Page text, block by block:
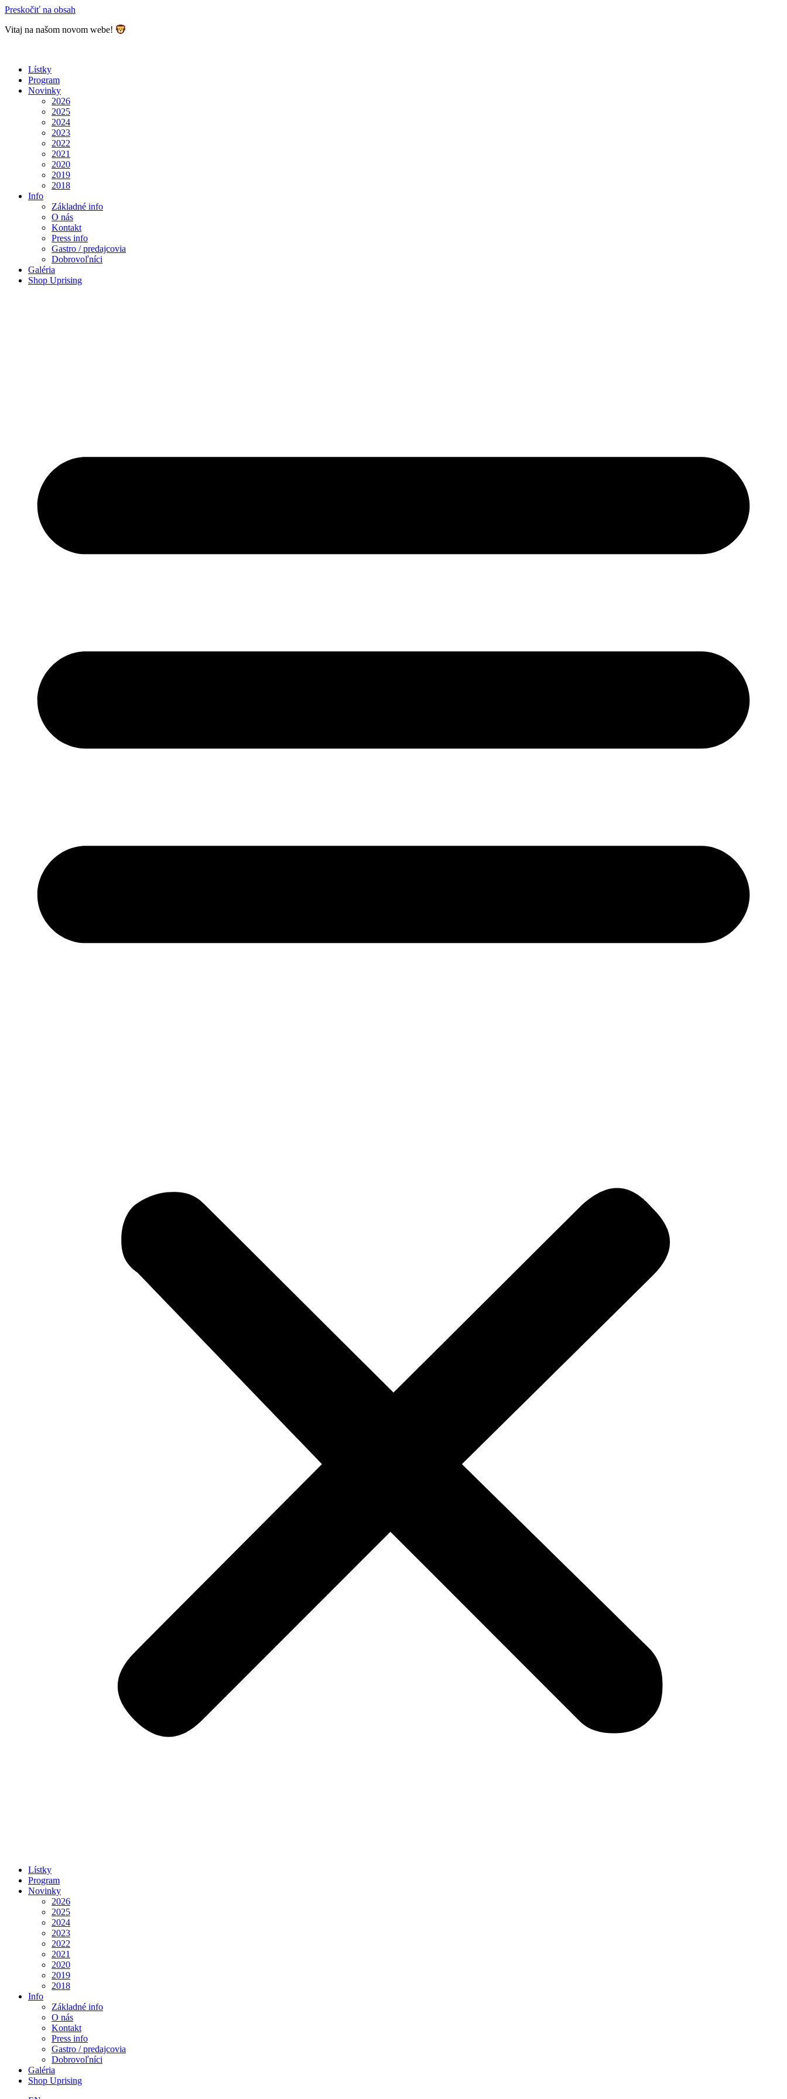
Preskočiť na obsah
Vitaj na našom novom webe!
Lístky
Program
Novinky
2026
2025
2024
2023
2022
2021
2020
2019
2018
Info
Základné info
O nás
Kontakt
Press info
Gastro / predajcovia
Dobrovoľníci
Galéria
Shop Uprising
Lístky
Program
Novinky
2026
2025
2024
2023
2022
2021
2020
2019
2018
Info
Základné info
O nás
Kontakt
Press info
Gastro / predajcovia
Dobrovoľníci
Galéria
Shop Uprising